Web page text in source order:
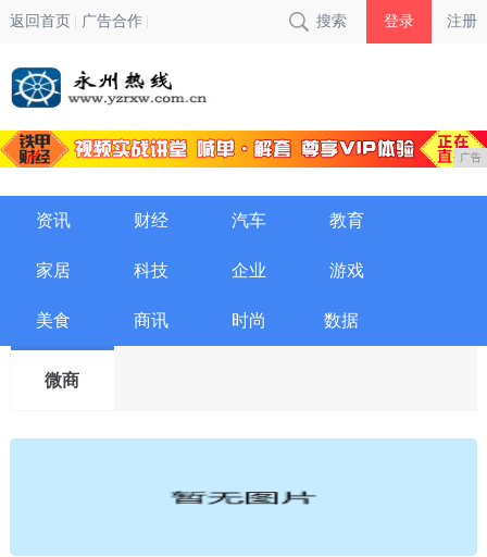
返回首页 广告合作 搜索 登录 注册
广告
资讯 财经 汽车 教育
家居 科技 企业 游戏
美食 商讯 时尚 数据
微商